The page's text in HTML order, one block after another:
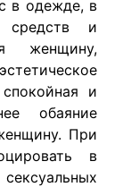
в одежде, в
средств и
женщину,
и
обаяние
При
в